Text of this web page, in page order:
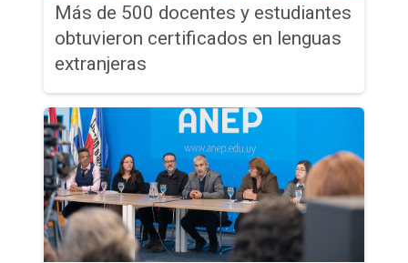
Más de 500 docentes y estudiantes
obtuvieron certificados en lenguas
extranjeras